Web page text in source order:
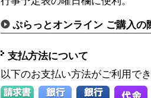
ぷらっとオンライン ご購入の
支払方法について
以下のお支払い方法がご利用で